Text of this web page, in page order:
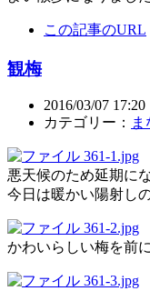
この記事のURL
観梅
2016/03/07 17:20
カテゴリー： ま
悪天候のため延期に
今日は暖かい陽射し
かわいらしい梅を前